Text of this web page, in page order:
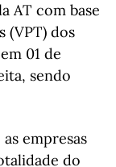
AT com base
(VPT) dos
01 de
sendo
empresas
do